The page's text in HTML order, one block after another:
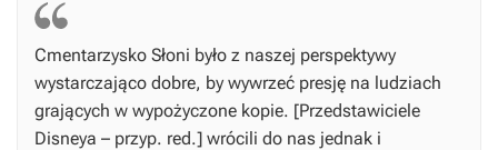
Cmentarzysko Słoni było z naszej perspektywy
wystarczająco dobre, by wywrzeć presję na ludziach
grających w wypożyczone kopie. [Przedstawiciele
Disneya – przyp. red.] wrócili do nas jednak i